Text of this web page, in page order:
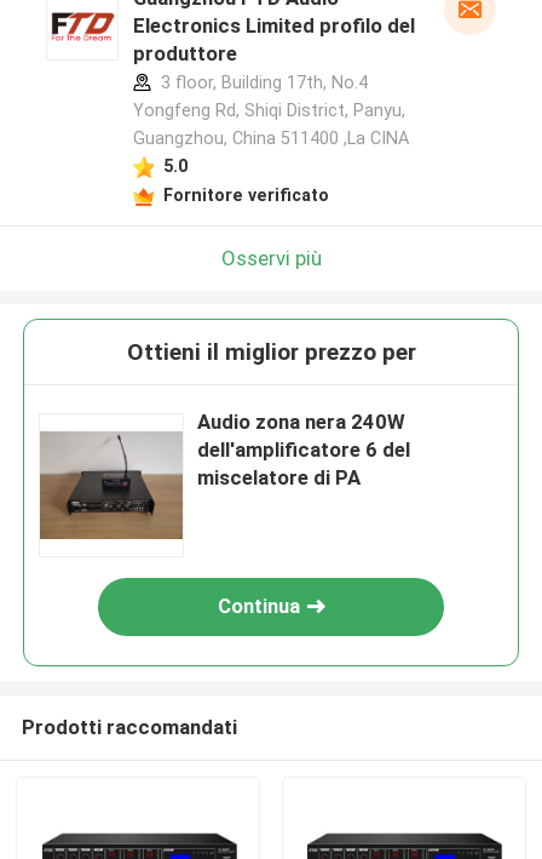
Electronics Limited profilo del
produttore
3 floor, Building 17th, No.4
Yongfeng Rd, Shiqi District, Panyu,
Guangzhou, China 511400 ,La CINA
5.0
Fornitore verificato
Osservi più
Ottieni il miglior prezzo per
Audio zona nera 240W
dell'amplificatore 6 del
miscelatore di PA
Continua
Prodotti raccomandati